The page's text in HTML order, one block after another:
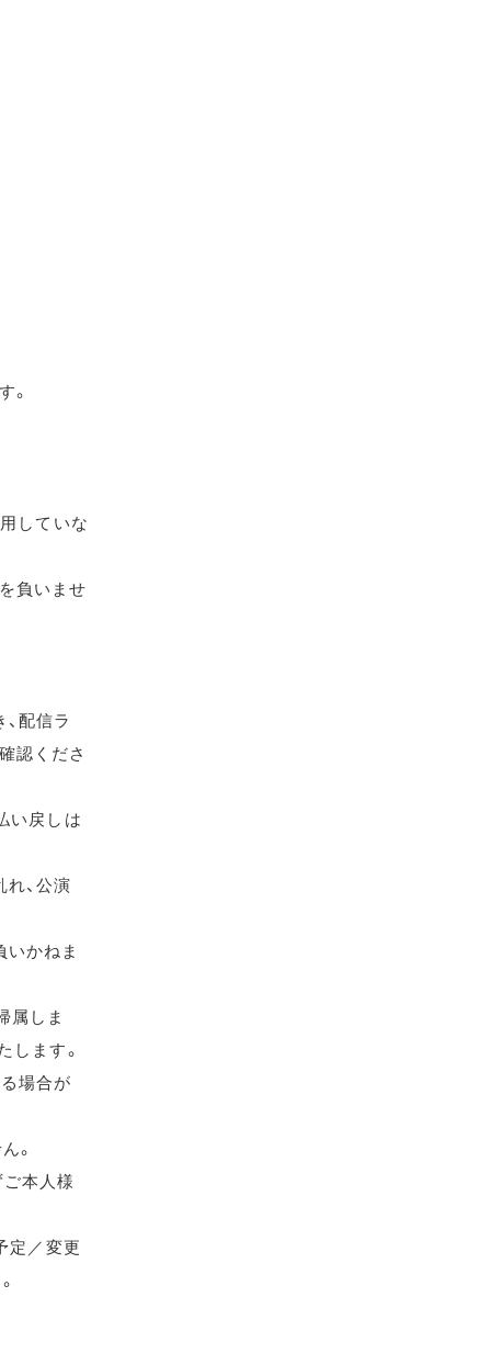
。
していな
負いませ
配信ラ
認くださ
い戻しは
、公演
いかねま
属しま
します。
場合が
。
本人様
定／変更